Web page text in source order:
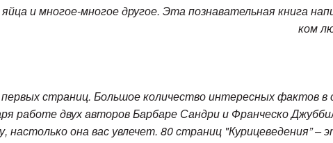
и многое-многое другое. Эта познавательная книга
ком
страниц. Большое количество интересных фактов
работе двух авторов Барбаре Сандри и Франческо
настолько она вас увлечет. 80 страниц "Курицеведения”